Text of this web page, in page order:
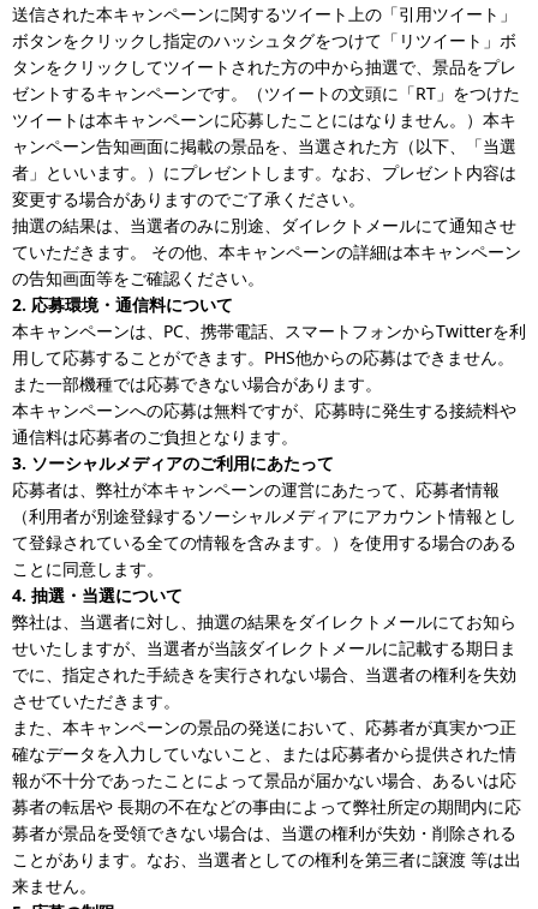
送信された本キャンペーンに関するツイート上の「引用ツイート」
ボタンをクリックし指定のハッシュタグをつけて「リツイート」ボ
タンをクリックしてツイートされた方の中から抽選で、景品をプレ
ゼントするキャンペーンです。（ツイートの文頭に「RT」をつけた
ツイートは本キャンペーンに応募したことにはなりません。）本キ
ャンペーン告知画面に掲載の景品を、当選された方（以下、「当選
者」といいます。）にプレゼントします。なお、プレゼント内容は
変更する場合がありますのでご了承ください。
抽選の結果は、当選者のみに別途、ダイレクトメールにて通知させ
ていただきます。 その他、本キャンペーンの詳細は本キャンペーン
の告知画面等をご確認ください。
2. 応募環境・通信料について
本キャンペーンは、PC、携帯電話、スマートフォンからTwitterを利
用して応募することができます。PHS他からの応募はできません。
また一部機種では応募できない場合があります。
本キャンペーンへの応募は無料ですが、応募時に発生する接続料や
通信料は応募者のご負担となります。
3. ソーシャルメディアのご利用にあたって
応募者は、弊社が本キャンペーンの運営にあたって、応募者情報
（利用者が別途登録するソーシャルメディアにアカウント情報とし
て登録されている全ての情報を含みます。）を使用する場合のある
ことに同意します。
4. 抽選・当選について
弊社は、当選者に対し、抽選の結果をダイレクトメールにてお知ら
せいたしますが、当選者が当該ダイレクトメールに記載する期日ま
でに、指定された手続きを実行されない場合、当選者の権利を失効
させていただきます。
また、本キャンペーンの景品の発送において、応募者が真実かつ正
確なデータを入力していないこと、または応募者から提供された情
報が不十分であったことによって景品が届かない場合、あるいは応
募者の転居や 長期の不在などの事由によって弊社所定の期間内に応
募者が景品を受領できない場合は、当選の権利が失効・削除される
ことがあります。なお、当選者としての権利を第三者に譲渡 等は出
来ません。